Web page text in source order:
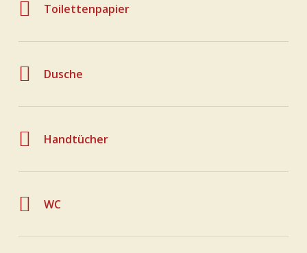
Toilettenpapier
Dusche
Handtücher
WC